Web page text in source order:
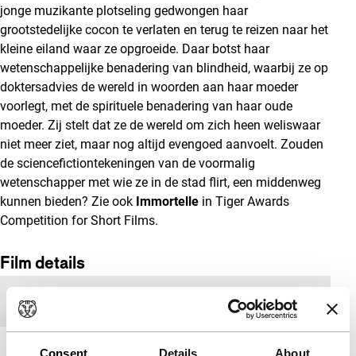
Consent Details About
jonge muzikante plotseling gedwongen haar
grootstedelijke cocon te verlaten en terug te reizen naar het
kleine eiland waar ze opgroeide. Daar botst haar
wetenschappelijke benadering van blindheid, waarbij ze op
doktersadvies de wereld in woorden aan haar moeder
voorlegt, met de spirituele benadering van haar oude
moeder. Zij stelt dat ze de wereld om zich heen weliswaar
niet meer ziet, maar nog altijd evengoed aanvoelt. Zouden
de sciencefictiontekeningen van de voormalig
wetenschapper met wie ze in de stad flirt, een middenweg
kunnen bieden? Zie ook Immortelle in Tiger Awards
Competition for Short Films.
Film details
Productieland
Jaar